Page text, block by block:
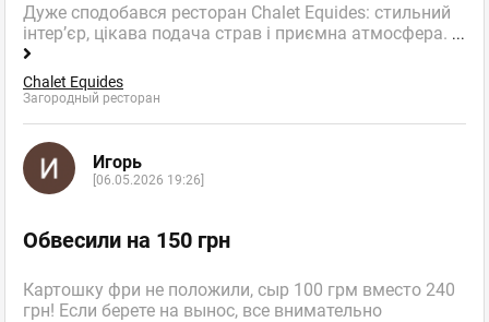
Дуже сподобався ресторан Chalet Equides: стильний
інтер’єр, цікава подача страв і приємна атмосфера. ...
Chalet Equides
Загородный ресторан
Игорь
[06.05.2026 19:26]
Обвесили на 150 грн
Картошку фри не положили, сыр 100 грм вместо 240
грн! Если берете на вынос, все внимательно